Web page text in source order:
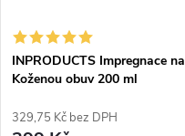
INPRODUCTS Impregnace na
Koženou obuv 200 ml
329,75 Kč bez DPH